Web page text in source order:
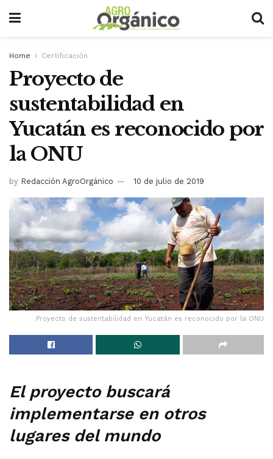
Home Certificación
Proyecto de
sustentabilidad en
Yucatán es reconocido por
la ONU
by Redacción AgroOrgánico 10 de julio de 2019
Proyecto de sustentabilidad en Yucatán es reconocido por la ONU
El proyecto buscará
implementarse en otros
lugares del mundo